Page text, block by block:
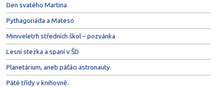
Den svatého Martina
Pythagoriáda a Mateso
Miniveletrh středních škol – pozvánka
Lesní stezka a spaní v ŠD
Planetárium, aneb páťáci astronauty.
Páté třídy v knihovně.